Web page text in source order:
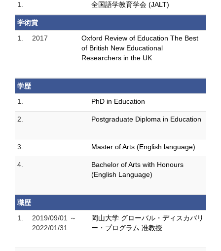
1.
全国語学教育学会 (JALT)
学術賞
1.
2017
Oxford Review of Education The Best
of British New Educational
Researchers in the UK
学歴
1.
PhD in Education
2. Postgraduate Diploma in Education
3. Master of Arts (English language)
4.
Bachelor of Arts with Honours
(English Language)
職歴
1.
2019/09/01 ～
2022/01/31
岡山大学 グローバル・ディスカバリ
ー・プログラム 准教授